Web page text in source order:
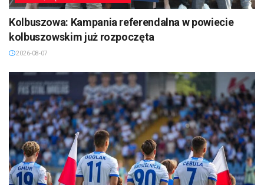
Kolbuszowa: Kampania referendalna w powiecie
kolbuszowskim już rozpoczęta
2026-08-07